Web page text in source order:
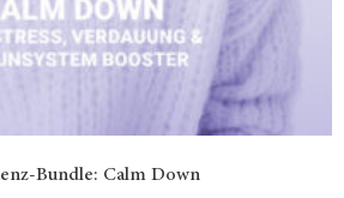
Bundle: Calm Down